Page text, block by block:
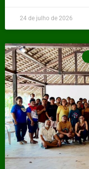
24 de julho de 2026